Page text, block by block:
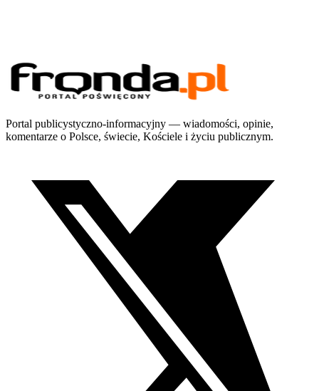
Portal publicystyczno-informacyjny — wiadomości, opinie,
komentarze o Polsce, świecie, Kościele i życiu publicznym.